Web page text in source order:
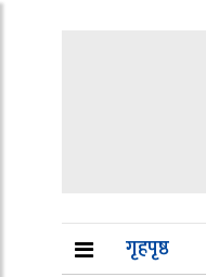
गृहपृष्ठ